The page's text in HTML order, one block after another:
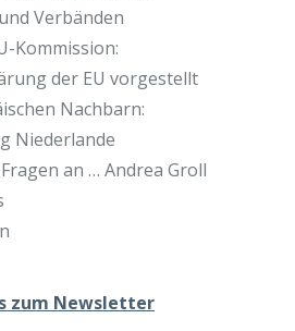
Verbänden
Kommission:
der EU vorgestellt
Nachbarn:
Niederlande
an … Andrea Groll
zum Newsletter